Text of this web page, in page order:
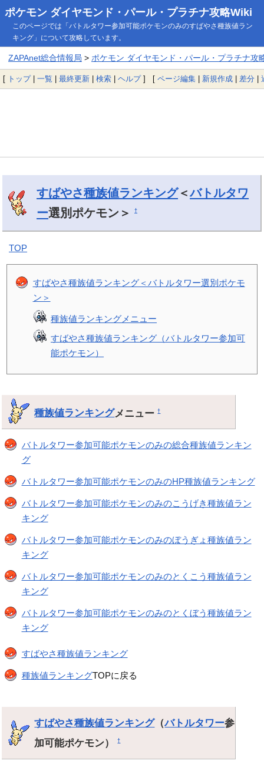
ポケモン ダイヤモンド・パール・プラチナ攻略Wiki
このページでは「バトルタワー参加可能ポケモンのみのすばやさ種族値ラン
キング」について攻略しています。
ZAPAnet総合情報局 > ポケモン ダイヤモンド・パール・プラチナ攻
[ トップ| 一覧 | 最終更新 | 検索 | ヘルプ] [ ページ編集 | 新規作成 | 差分 |
すばやさ種族値ランキング＜バトルタワ
ー選別ポケモン＞†
TOP
すばやさ種族値ランキング＜バトルタワー選別ポケモ
ン＞
種族値ランキングメニュー
すばやさ種族値ランキング（バトルタワー参加可
能ポケモン）
種族値ランキングメニュー†
バトルタワー参加可能ポケモンのみの総合種族値ランキン
グ
バトルタワー参加可能ポケモンのみのHP種族値ランキング
バトルタワー参加可能ポケモンのみのこうげき種族値ラン
キング
バトルタワー参加可能ポケモンのみのぼうぎょ種族値ラン
キング
バトルタワー参加可能ポケモンのみのとくこう種族値ラン
キング
バトルタワー参加可能ポケモンのみのとくぼう種族値ラン
キング
すばやさ種族値ランキング
種族値ランキングTOPに戻る
すばやさ種族値ランキング（バトルタワー参
加可能ポケモン）†